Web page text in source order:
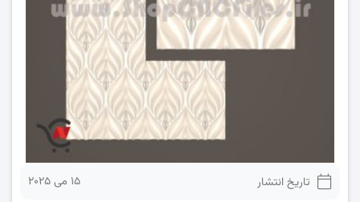
تاریخ انتشار 15 می 2025